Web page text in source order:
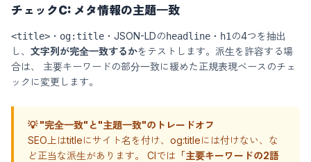
チェックC: メタ情報の主題一致
<title> ・ og:title ・JSON-LDのheadline ・ h1 の4つを抽出
し、 文字列が完全一致するかをテストします。派生を許容する場
合は、 主要キーワードの部分一致に緩めた正規表現ベースのチェ
ックに変更します。
💡 "完全一致"と"主題一致"のトレードオフ
SEO上はtitleにサイト名を付け、og:titleには付けない、な
ど正当な派生があります。 CIでは 「主要キーワードの2語